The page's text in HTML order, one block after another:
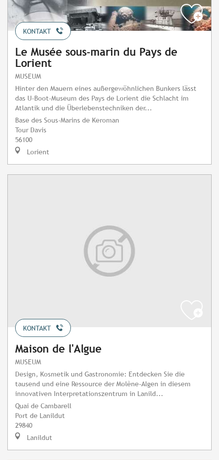
KONTAKT
Le Musée sous-marin du Pays de
Lorient
MUSEUM
Hinter den Mauern eines außergewöhnlichen Bunkers lässt
das U-Boot-Museum des Pays de Lorient die Schlacht im
Atlantik und die Überlebenstechniken der...
Base des Sous-Marins de Keroman
Tour Davis
56100
Lorient
KONTAKT
Maison de l'Algue
MUSEUM
Design, Kosmetik und Gastronomie: Entdecken Sie die
tausend und eine Ressource der Molène-Algen in diesem
innovativen Interpretationszentrum in Lanild...
Quai de Cambarell
Port de Lanildut
29840
Lanildut